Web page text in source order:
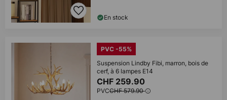
En stock
PVC -55%
Suspension Lindby Fibi, marron, bois de
cerf, à 6 lampes E14
CHF 259.90
PVCCHF 579.90